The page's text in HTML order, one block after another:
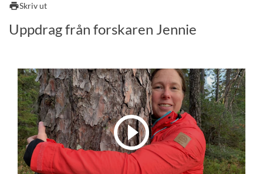
printSkriv ut
Uppdrag från forskaren Jennie